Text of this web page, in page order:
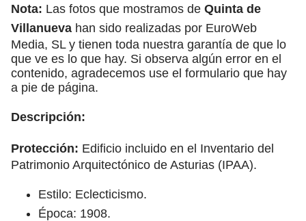
Nota: Las fotos que mostramos de Quinta de
Villanueva han sido realizadas por EuroWeb
Media, SL y tienen toda nuestra garantía de que lo
que ve es lo que hay. Si observa algún error en el
contenido, agradecemos use el formulario que hay
a pie de página.
Descripción:
Protección: Edificio incluido en el Inventario del
Patrimonio Arquitectónico de Asturias (IPAA).
Estilo: Eclecticismo.
Época: 1908.